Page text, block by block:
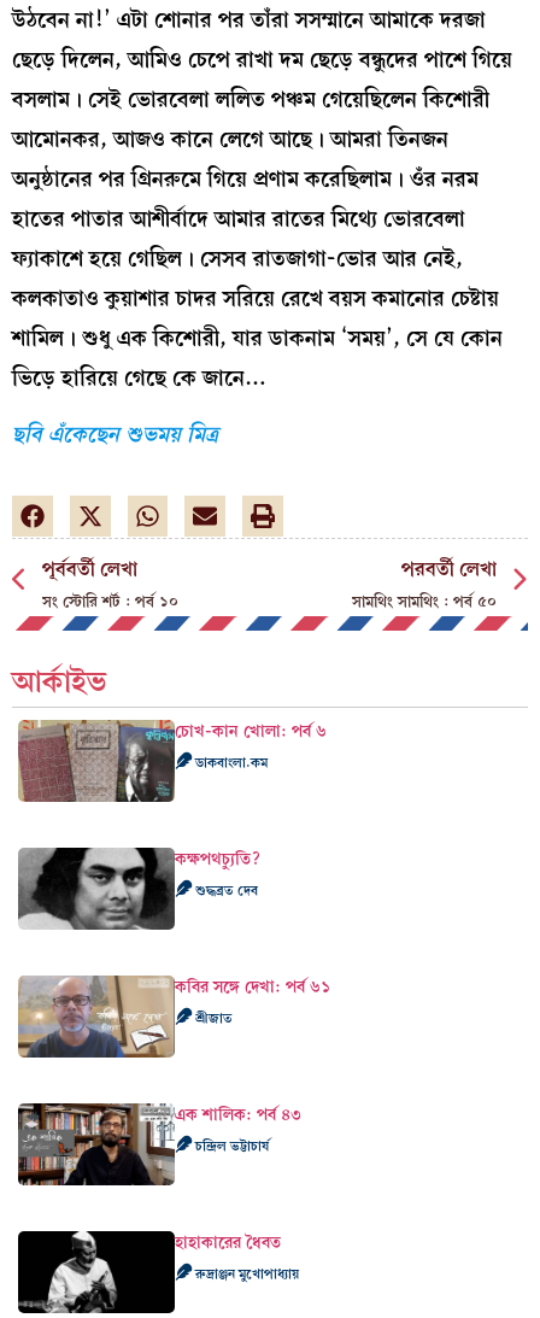
উঠবেন না!’ এটা শোনার পর তাঁরা সসম্মানে আমাকে দরজা
ছেড়ে দিলেন, আমিও চেপে রাখা দম ছেড়ে বন্ধুদের পাশে গিয়ে
বসলাম। সেই ভোরবেলা ললিত পঞ্চম গেয়েছিলেন কিশোরী
আমোনকর, আজও কানে লেগে আছে। আমরা তিনজন
অনুষ্ঠানের পর গ্রিনরুমে গিয়ে প্রণাম করেছিলাম। ওঁর নরম
হাতের পাতার আশীর্বাদে আমার রাতের মিথ্যে ভোরবেলা
ফ্যাকাশে হয়ে গেছিল। সেসব রাতজাগা-ভোর আর নেই,
কলকাতাও কুয়াশার চাদর সরিয়ে রেখে বয়স কমানোর চেষ্টায়
শামিল। শুধু এক কিশোরী, যার ডাকনাম ‘সময়’, সে যে কোন
ভিড়ে হারিয়ে গেছে কে জানে…
ছবি এঁকেছেন শুভময় মিত্র
পূর্ববর্তী লেখা
সং স্টোরি শর্ট : পর্ব ১০
পরবর্তী লেখা
সামথিং সামথিং : পর্ব ৫০
আর্কাইভ
চোখ-কান খোলা: পর্ব ৬
ডাকবাংলা.কম
কক্ষপথচ্যুতি?
শুদ্ধব্রত দেব
কবির সঙ্গে দেখা: পর্ব ৬১
শ্রীজাত
এক শালিক: পর্ব ৪৩
চন্দ্রিল ভট্টাচার্য
হাহাকারের ধৈবত
রুদ্রাঞ্জন মুখোপাধ্যায়